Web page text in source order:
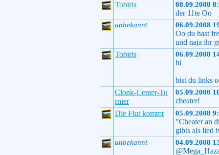
Tobiris
08.09.2008
der 11te Oo
unbekannt 06.09.2008
Oo du hast
und naja ihr
Tobiris
06.09.2008
hi
bist du links
Clonk-Center-Tu
rnier
05.09.2008
cheater!
Die Flut kommt
05.09.2008
"Cheater an
gibts als lied
unbekannt 04.09.2008